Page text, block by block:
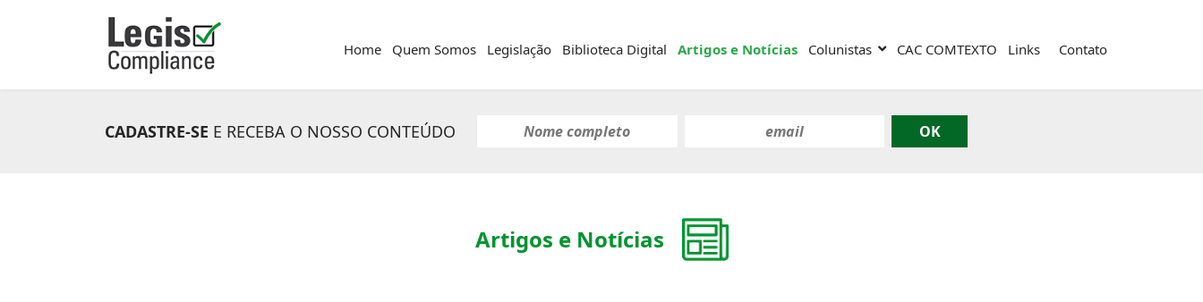
Home Quem Somos Legislação Biblioteca Digital Artigos e Notícias Colunistas CAC COMTEXTO Links Contato
CADASTRE-SE E RECEBA O NOSSO CONTEÚDO
Artigos e Notícias